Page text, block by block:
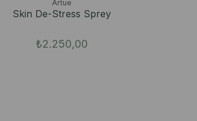
Artue
Skin De-Stress Sprey
₺2.250,00